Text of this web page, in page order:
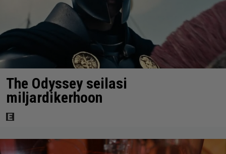
The Odyssey seilasi
miljardikerhoon